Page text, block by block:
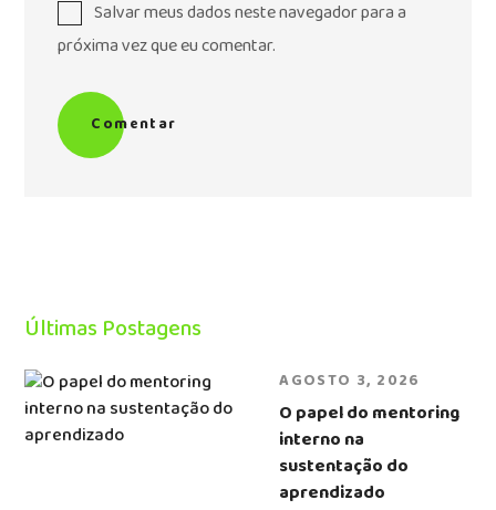
Salvar meus dados neste navegador para a
próxima vez que eu comentar.
Comentar
Últimas Postagens
AGOSTO 3, 2026
O papel do mentoring
interno na
sustentação do
aprendizado